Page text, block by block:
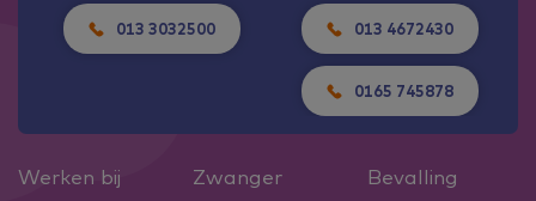
013 3032500 013 4672430
0165 745878
Werken bij Zwanger
Bevalling